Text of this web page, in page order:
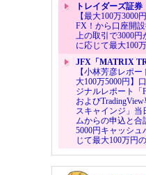
トレイダーズ証券
【最大100万3000
FX！から口座開
上の取引で3000
に応じて最大100
JFX「MATRIX
【小林芳彦レポ
大100万5000円】
ジナルレポート「
および
スキャインジ」当
ムからの申込と合
5000円キャッシ
じて最大100万円